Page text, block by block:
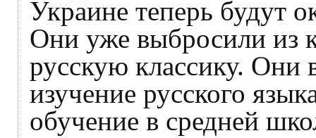
Украине теперь будут
Они уже выбросили из
русскую классику.
изучение русского
обучение в средней